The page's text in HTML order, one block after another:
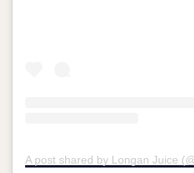
A post shared by Longan Juice